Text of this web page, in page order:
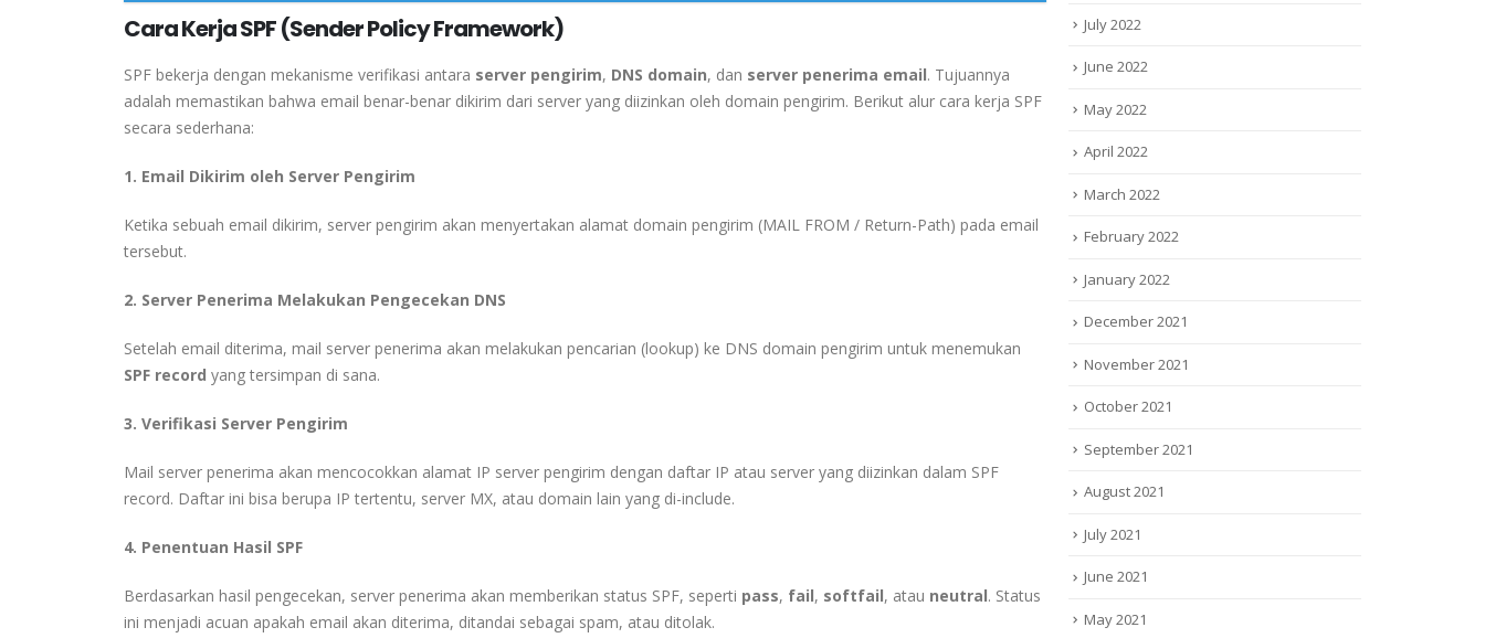
Cara Kerja SPF (Sender Policy Framework)
SPF bekerja dengan mekanisme verifikasi antara server pengirim, DNS domain, dan server penerima email. Tujuannya
adalah memastikan bahwa email benar-benar dikirim dari server yang diizinkan oleh domain pengirim. Berikut alur cara kerja SPF
secara sederhana:
1. Email Dikirim oleh Server Pengirim
Ketika sebuah email dikirim, server pengirim akan menyertakan alamat domain pengirim (MAIL FROM / Return-Path) pada email
tersebut.
2. Server Penerima Melakukan Pengecekan DNS
Setelah email diterima, mail server penerima akan melakukan pencarian (lookup) ke DNS domain pengirim untuk menemukan
SPF record yang tersimpan di sana.
3. Verifikasi Server Pengirim
Mail server penerima akan mencocokkan alamat IP server pengirim dengan daftar IP atau server yang diizinkan dalam SPF
record. Daftar ini bisa berupa IP tertentu, server MX, atau domain lain yang di-include.
4. Penentuan Hasil SPF
Berdasarkan hasil pengecekan, server penerima akan memberikan status SPF, seperti pass, fail, softfail, atau neutral. Status
ini menjadi acuan apakah email akan diterima, ditandai sebagai spam, atau ditolak.
July 2022
June 2022
May 2022
April 2022
March 2022
February 2022
January 2022
December 2021
November 2021
October 2021
September 2021
August 2021
July 2021
June 2021
May 2021